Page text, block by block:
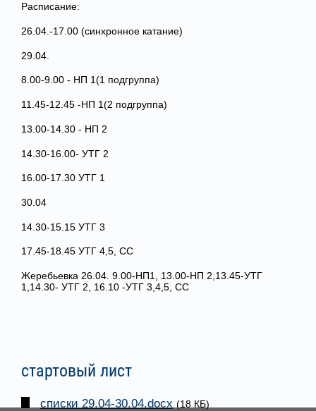
Расписание:
26.04.-17.00 (синхронное катание)
29.04.
8.00-9.00 - НП 1(1 подгруппа)
11.45-12.45 -НП 1(2 подгруппа)
13.00-14.30 - НП 2
14.30-16.00- УТГ 2
16.00-17.30 УТГ 1
30.04
14.30-15.15 УТГ 3
17.45-18.45 УТГ 4,5, СС
Жеребьевка 26.04. 9.00-НП1, 13.00-НП 2,13.45-УТГ
1,14.30- УТГ 2, 16.10 -УТГ 3,4,5, СС
стартовый лист
списки 29.04-30.04.docx (18 КБ)